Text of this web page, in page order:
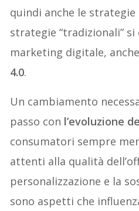
quindi anche le
strategie “tradizionali”
marketing digitale,
4.0.
Un cambiamento
passo con l’evoluzione
consumatori sempre
attenti alla qualità
personalizzazione e la
sono aspetti che